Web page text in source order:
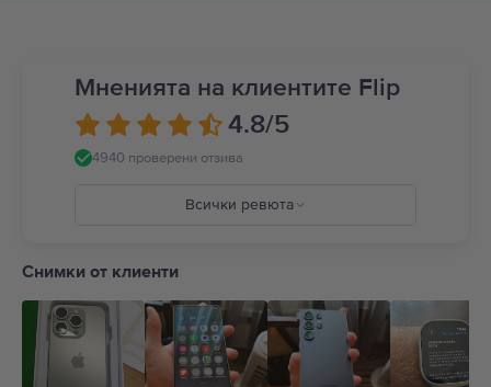
Мненията на клиентите Flip
4.8/5
4940 проверени отзива
Всички ревюта
Снимки от клиенти